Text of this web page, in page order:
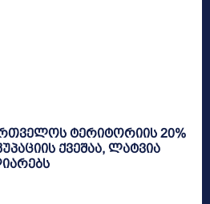
ტერიტორიის 20%
ქვეშაა, ლატვია